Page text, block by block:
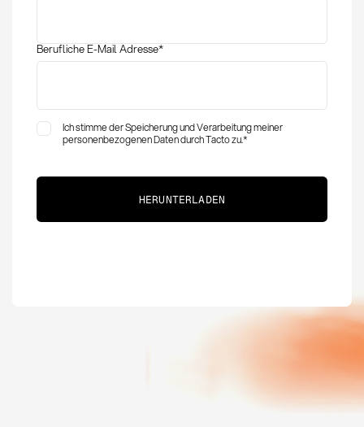
Berufliche E-Mail Adresse*
Ich stimme der Speicherung und Verarbeitung meiner
personenbezogenen Daten durch Tacto zu.*